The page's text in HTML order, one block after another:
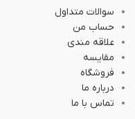
سوالات متداول
حساب من
علاقه مندی
مقایسه
فروشگاه
درباره ما
تماس با ما